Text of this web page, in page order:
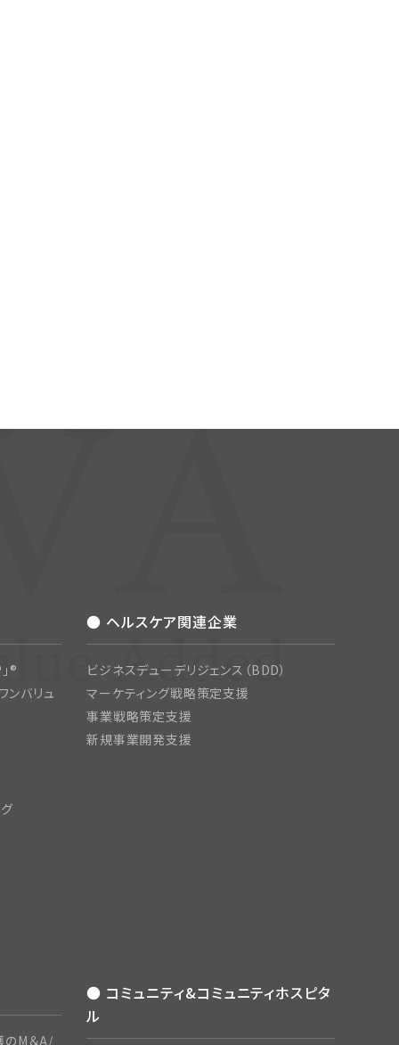
®
ンバリュ
● ヘルスケア関連企業
ビジネスデューデリジェンス（BDD）
マーケティング戦略策定支援
事業戦略策定支援
新規事業開発支援
のM＆A/
● コミュニティ&コミュニティホスピタ
ル